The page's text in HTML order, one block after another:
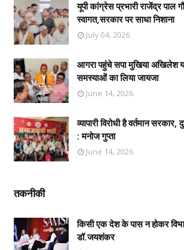
यूपी कांग्रेस प्रभारी राजेंद्र पाल
स्वागत,सरकार पर साधा निशाना
July 04, 2026
आगरा पहुंचे सपा मुखिया अखिलेश
समस्याओं का लिया जायजा
June 14, 2026
व्यापारी विरोधी है वर्तमान
: मनोज गुप्ता
June 14, 2026
तकनीकी
किसी एक देश के पास न होकर
डॉ.जयशंकर